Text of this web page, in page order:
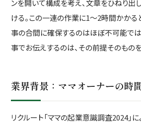
ンを開いて構成を考え、文章をひねり出
ける。この一連の作業に1〜2時間かかる
事の合間に確保するのはほぼ不可能では
事でお伝えするのは、その前提そのもの
業界背景：ママオーナーの時
リクルート「ママの起業意識調査2024」